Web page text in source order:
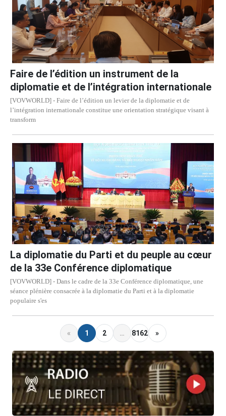
Faire de l’édition un instrument de la
diplomatie et de l’intégration internationale
[VOVWORLD] - Faire de l’édition un levier de la diplomatie et de
l’intégration internationale constitue une orientation stratégique visant à
transform
La diplomatie du Parti et du peuple au cœur
de la 33e Conférence diplomatique
[VOVWORLD] - Dans le cadre de la 33e Conférence diplomatique, une
séance plénière consacrée à la diplomatie du Parti et à la diplomatie
populaire s'es
« 1 2 … 8162 »